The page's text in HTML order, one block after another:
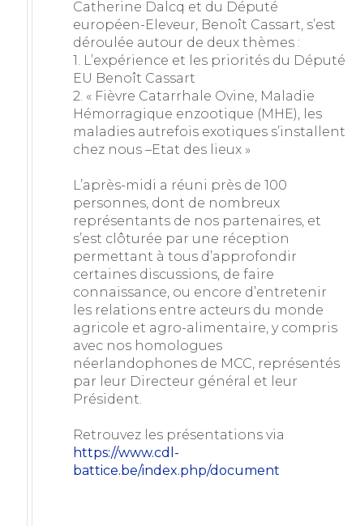
Catherine Dalcq et du Député
européen-Eleveur, Benoît Cassart, s’est
déroulée autour de deux thèmes :
1. L’expérience et les priorités du Député
EU Benoît Cassart
2. « Fièvre Catarrhale Ovine, Maladie
Hémorragique enzootique (MHE), les
maladies autrefois exotiques s’installent
chez nous –Etat des lieux »
L’après-midi a réuni près de 100
personnes, dont de nombreux
représentants de nos partenaires, et
s’est clôturée par une réception
permettant à tous d’approfondir
certaines discussions, de faire
connaissance, ou encore d’entretenir
les relations entre acteurs du monde
agricole et agro-alimentaire, y compris
avec nos homologues
néerlandophones de MCC, représentés
par leur Directeur général et leur
Président.
Retrouvez les présentations via
https://www.cdl-
battice.be/index.php/document